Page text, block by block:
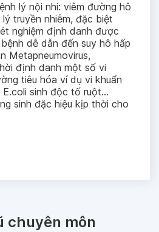
lý nội nhi: viêm đường hô
truyền nhiễm, đặc biệt
nghiệm định danh được
dễ dẫn đến suy hô hấp
Metapneumovirus,
định danh một số vi
tiêu hóa ví dụ vi khuẩn
sinh độc tố ruột...
sinh đặc hiệu kịp thời cho
chuyên môn